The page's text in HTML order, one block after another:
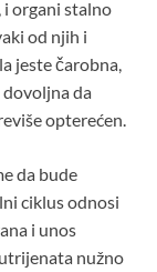
i organi stalno
od njih i
jeste čarobna,
dovoljna da
opterećen.
da bude
ciklus odnosi
i unos
nužno